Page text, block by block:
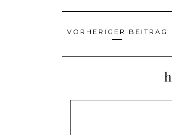
VORHERIGER BEITRAG